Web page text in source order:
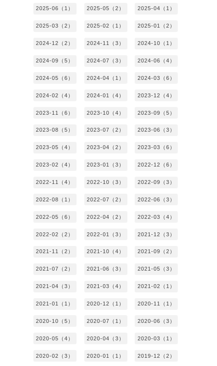
2025-06（1） 2025-05（2） 2025-04（1）
2025-03（2） 2025-02（1） 2025-01（2）
2024-12（2） 2024-11（3） 2024-10（1）
2024-09（5） 2024-07（3） 2024-06（4）
2024-05（6） 2024-04（1） 2024-03（6）
2024-02（4） 2024-01（4） 2023-12（4）
2023-11（6） 2023-10（4） 2023-09（5）
2023-08（5） 2023-07（2） 2023-06（3）
2023-05（4） 2023-04（2） 2023-03（6）
2023-02（4） 2023-01（3） 2022-12（6）
2022-11（4） 2022-10（3） 2022-09（3）
2022-08（1） 2022-07（2） 2022-06（3）
2022-05（6） 2022-04（2） 2022-03（4）
2022-02（2） 2022-01（3） 2021-12（3）
2021-11（2） 2021-10（4） 2021-09（2）
2021-07（2） 2021-06（3） 2021-05（3）
2021-04（3） 2021-03（4） 2021-02（1）
2021-01（1） 2020-12（1） 2020-11（1）
2020-10（5） 2020-07（1） 2020-06（3）
2020-05（4） 2020-04（3） 2020-03（1）
2020-02（3） 2020-01（1） 2019-12（2）